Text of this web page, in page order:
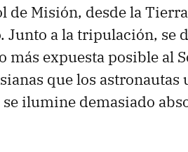
de Misión, desde la
Junto a la tripulación, se
más expuesta posible al
que los astronautas
ilumine demasiado